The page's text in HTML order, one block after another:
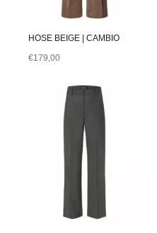
HOSE BEIGE | CAMBIO
€179,00